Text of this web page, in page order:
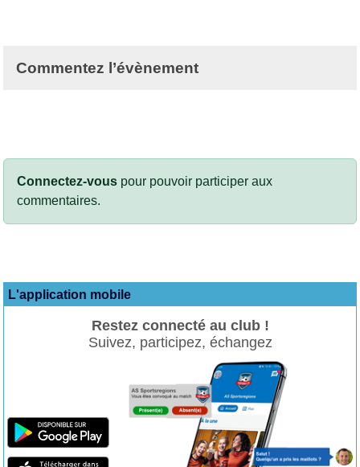
Commentez l’évènement
Connectez-vous pour pouvoir participer aux
commentaires.
L'application mobile
Restez connecté au club !
Suivez, participez, échangez